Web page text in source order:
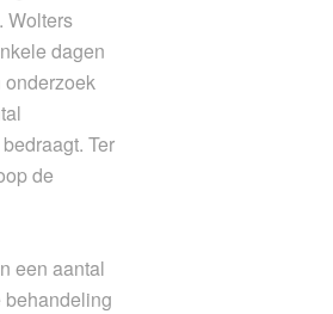
Wolters
dagen
Ter
de
een aantal